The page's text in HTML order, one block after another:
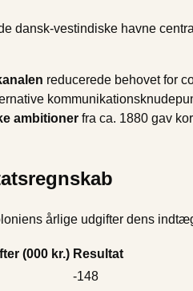
dansk-vestindiske havne
reducerede behovet for
ambitioner fra ca. 1880 gav
årlige udgifter dens
(000 kr.) Resultat
-148